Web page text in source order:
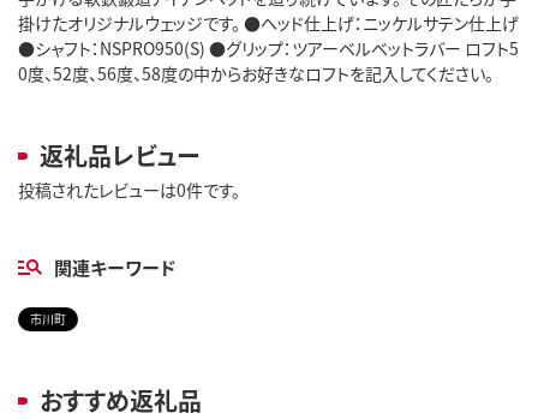
掛けたオリジナルウェッジです。 ●ヘッド仕上げ：ニッケルサテン仕上げ
●シャフト：NSPRO950(S) ●グリップ：ツアーベルベットラバー ロフト5
0度、52度、56度、58度の中からお好きなロフトを記入してください。
返礼品レビュー
投稿されたレビューは0件です。
関連キーワード
市川町
おすすめ返礼品